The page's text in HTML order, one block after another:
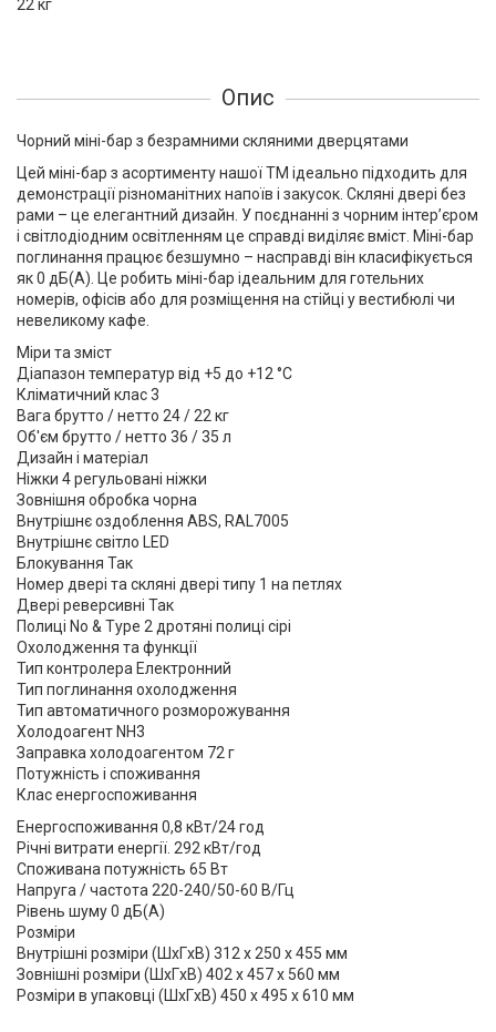
22 кг
Опис
Чорний міні-бар з безрамними скляними дверцятами
Цей міні-бар з асортименту нашої ТМ ідеально підходить для
демонстрації різноманітних напоїв і закусок. Скляні двері без
рами – це елегантний дизайн. У поєднанні з чорним інтер’єром
і світлодіодним освітленням це справді виділяє вміст. Міні-бар
поглинання працює безшумно – насправді він класифікується
як 0 дБ(А). Це робить міні-бар ідеальним для готельних
номерів, офісів або для розміщення на стійці у вестибюлі чи
невеликому кафе.
Міри та зміст
Діапазон температур від +5 до +12 °C
Кліматичний клас 3
Вага брутто / нетто 24 / 22 кг
Об'єм брутто / нетто 36 / 35 л
Дизайн і матеріал
Ніжки 4 регульовані ніжки
Зовнішня обробка чорна
Внутрішнє оздоблення ABS, RAL7005
Внутрішнє світло LED
Блокування Так
Номер двері та скляні двері типу 1 на петлях
Двері реверсивні Так
Полиці No & Type 2 дротяні полиці сірі
Охолодження та функції
Тип контролера Електронний
Тип поглинання охолодження
Тип автоматичного розморожування
Холодоагент NH3
Заправка холодоагентом 72 г
Потужність і споживання
Клас енергоспоживання
Енергоспоживання 0,8 кВт/24 год
Річні витрати енергії. 292 кВт/год
Споживана потужність 65 Вт
Напруга / частота 220-240/50-60 В/Гц
Рівень шуму 0 дБ(А)
Розміри
Внутрішні розміри (ШxГxВ) 312 x 250 x 455 мм
Зовнішні розміри (ШxГxВ) 402 x 457 x 560 мм
Розміри в упаковці (ШxГxВ) 450 x 495 x 610 мм